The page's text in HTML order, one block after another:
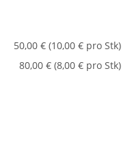
50,00 € (10,00 € pro Stk)
80,00 € (8,00 € pro Stk)